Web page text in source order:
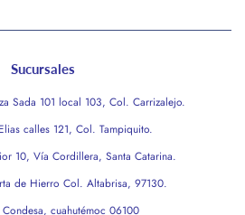
Sucursales
Sada 101 local 103, Col. Carrizalejo.
calles 121, Col. Tampiquito.
10, Vía Cordillera, Santa Catarina.
de Hierro Col. Altabrisa, 97130.
cuahutémoc 06100